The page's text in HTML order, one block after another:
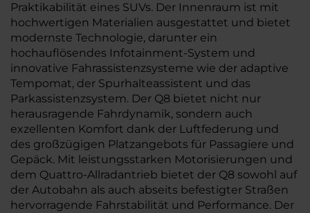
Praktikabilität eines SUVs. Der Innenraum ist mit
hochwertigen Materialien ausgestattet und bietet
modernste Technologie, darunter ein
hochauflösendes Infotainment-System und
innovative Fahrassistenzsysteme wie der adaptive
Tempomat, der Spurhalteassistent und das
Parkassistenzsystem. Der Q8 bietet nicht nur
herausragende Fahrdynamik, sondern auch
exzellenten Komfort dank der Luftfederung und
des großzügigen Platzangebots für Passagiere und
Gepäck. Mit leistungsstarken Motorisierungen und
dem Quattro-Allradantrieb bietet der Q8 sowohl auf
der Autobahn als auch abseits befestigter Straßen
hervorragende Fahrstabilität und Performance. Der